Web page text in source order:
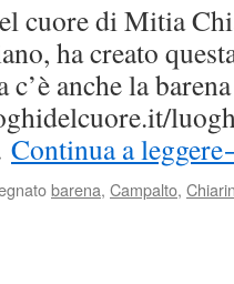
cuore di Mitia
ha creato
c’è anche la
Continua a leggere
barena, Campalto,